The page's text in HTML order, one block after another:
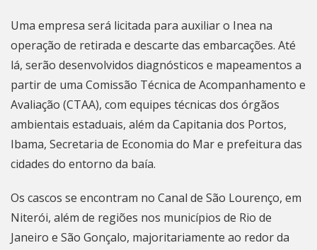
Uma empresa será licitada para auxiliar o Inea na
operação de retirada e descarte das embarcações. Até
lá, serão desenvolvidos diagnósticos e mapeamentos a
partir de uma Comissão Técnica de Acompanhamento e
Avaliação (CTAA), com equipes técnicas dos órgãos
ambientais estaduais, além da Capitania dos Portos,
Ibama, Secretaria de Economia do Mar e prefeitura das
cidades do entorno da baía.
Os cascos se encontram no Canal de São Lourenço, em
Niterói, além de regiões nos municípios de Rio de
Janeiro e São Gonçalo, majoritariamente ao redor da